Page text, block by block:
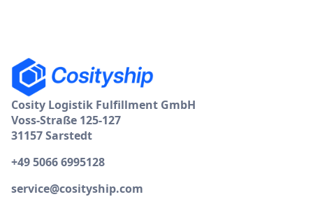
Cosity Logistik Fulfillment GmbH
Voss-Straße 125-127
31157 Sarstedt
+49 5066 6995128
service@cosityship.com